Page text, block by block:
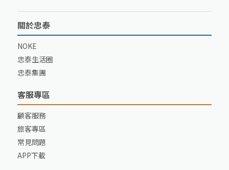
關於忠泰
NOKE
忠泰生活圈
忠泰集團
客服專區
顧客服務
旅客專區
常見問題
APP下載